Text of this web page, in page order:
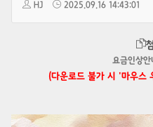
HJ 2025.09.16 14:43:01
요금인상
(다운로드 불가 시 '마우스